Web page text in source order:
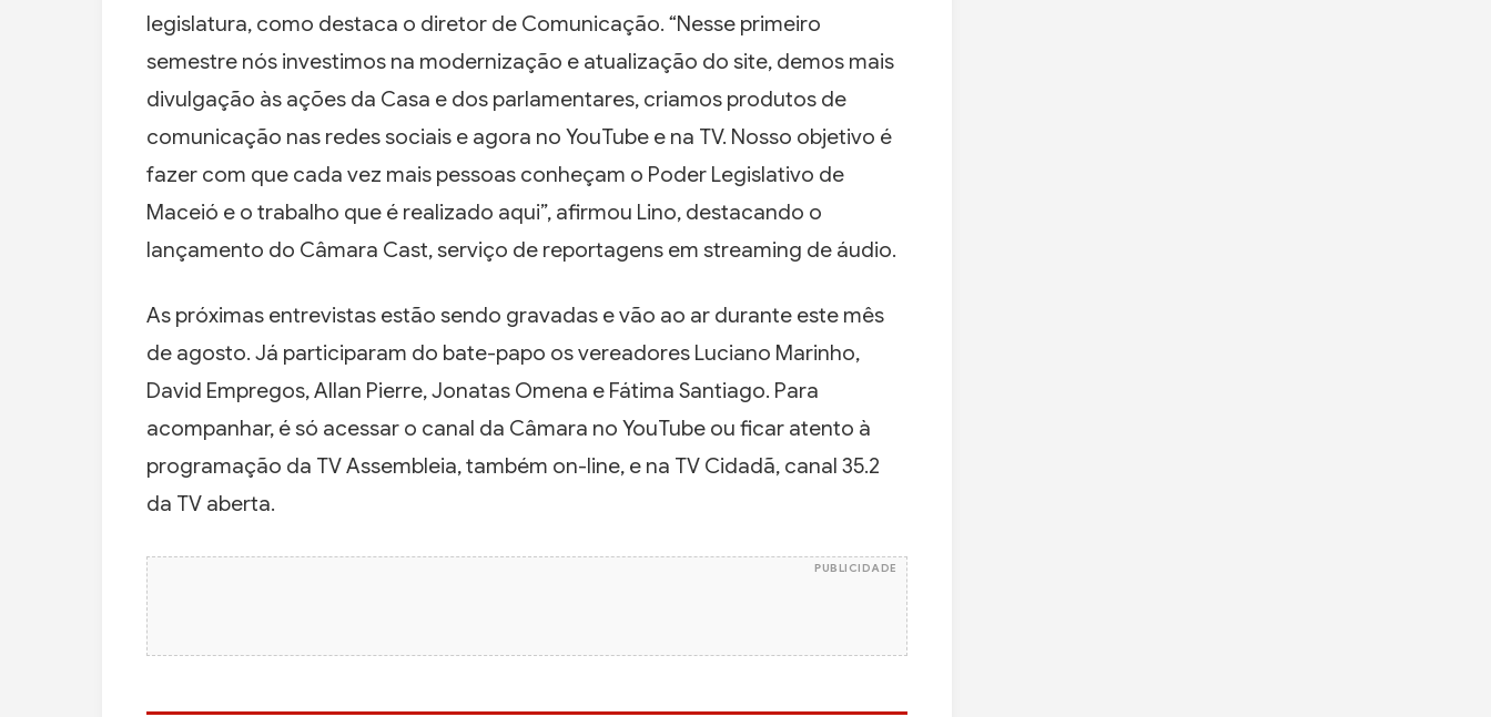
legislatura, como destaca o diretor de Comunicação. “Nesse primeiro
semestre nós investimos na modernização e atualização do site, demos mais
divulgação às ações da Casa e dos parlamentares, criamos produtos de
comunicação nas redes sociais e agora no YouTube e na TV. Nosso objetivo é
fazer com que cada vez mais pessoas conheçam o Poder Legislativo de
Maceió e o trabalho que é realizado aqui”, afirmou Lino, destacando o
lançamento do Câmara Cast, serviço de reportagens em streaming de áudio.
As próximas entrevistas estão sendo gravadas e vão ao ar durante este mês
de agosto. Já participaram do bate-papo os vereadores Luciano Marinho,
David Empregos, Allan Pierre, Jonatas Omena e Fátima Santiago. Para
acompanhar, é só acessar o canal da Câmara no YouTube ou ficar atento à
programação da TV Assembleia, também on-line, e na TV Cidadã, canal 35.2
da TV aberta.
PUBLICIDADE